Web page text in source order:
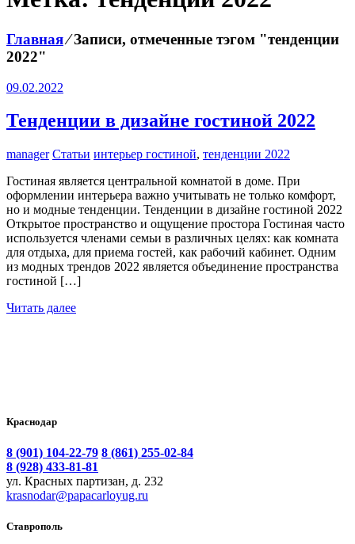
Главная⁄Записи, отмеченные тэгом "тенденции
2022"
09.02.2022
Тенденции в дизайне гостиной 2022
manager Статьи интерьер гостиной, тенденции 2022
Гостиная является центральной комнатой в доме. При
оформлении интерьера важно учитывать не только комфорт,
но и модные тенденции. Тенденции в дизайне гостиной 2022
Открытое пространство и ощущение простора Гостиная часто
используется членами семьи в различных целях: как комната
для отдыха, для приема гостей, как рабочий кабинет. Одним
из модных трендов 2022 является объединение пространства
гостиной […]
Читать далее
Краснодар
8 (901) 104-22-79 8 (861) 255-02-84
8 (928) 433-81-81
ул. Красных партизан, д. 232
krasnodar@papacarloyug.ru
Ставрополь